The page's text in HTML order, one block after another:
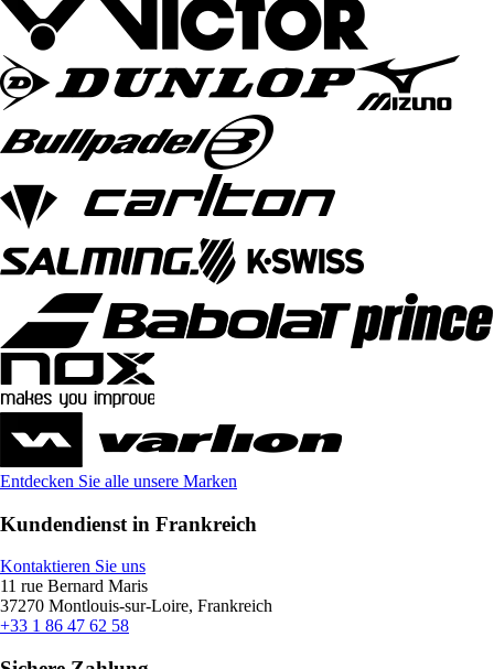
Entdecken Sie alle unsere Marken
Kundendienst in Frankreich
Kontaktieren Sie uns
11 rue Bernard Maris
37270 Montlouis-sur-Loire, Frankreich
+33 1 86 47 62 58